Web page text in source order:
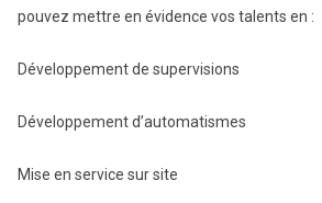
pouvez mettre en évidence vos talents en :
Développement de supervisions
Développement d’automatismes
Mise en service sur site